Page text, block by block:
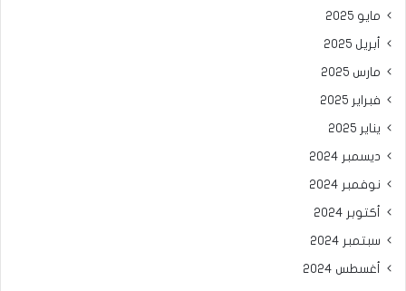
مايو 2025
أبريل 2025
مارس 2025
فبراير 2025
يناير 2025
ديسمبر 2024
نوفمبر 2024
أكتوبر 2024
سبتمبر 2024
أغسطس 2024